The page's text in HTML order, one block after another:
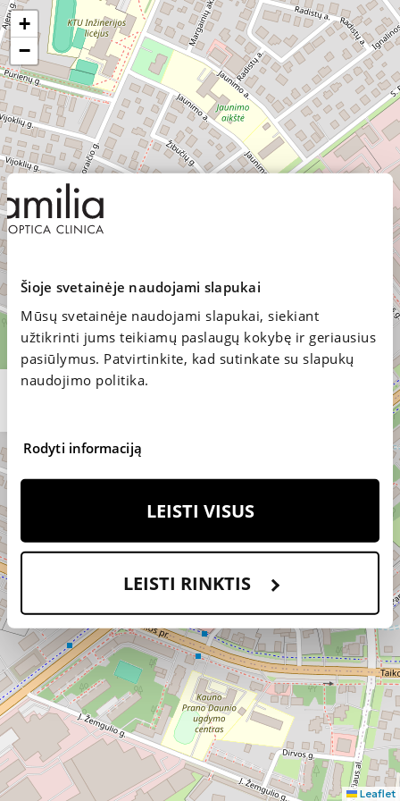
Šioje svetainėje naudojami slapukai
Mūsų svetainėje naudojami slapukai, siekiant
užtikrinti jums teikiamų paslaugų kokybę ir geriausius
pasiūlymus. Patvirtinkite, kad sutinkate su slapukų
naudojimo politika.
Rodyti informaciją
LEISTI VISUS
LEISTI RINKTIS
Miestas
Paslaugos
-
19:00
VI:
10:00
-
17:00
72 335
Registracija vizitui
Familia
Optica
PC
MAXIMA,
Kaunas
I-
VII:
20:00
Maršrutas
Registracija vizitui
Familia
pr. 346,
PC
SAVAS,
Kaunas
I-
VI:
10:00
-
20:00
VII:
Maršrutas
+370 650
72 765
Familia Optica
Savanorių pr. 255, PC MAXIMA, Kaunas
I-VII: 10:00 - 20:00
+370 640 19 963
Registracija vizitui
+
−
Leaflet